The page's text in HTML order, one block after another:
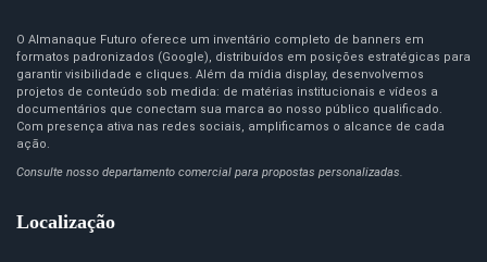
O Almanaque Futuro oferece um inventário completo de banners em
formatos padronizados (Google), distribuídos em posições estratégicas para
garantir visibilidade e cliques. Além da mídia display, desenvolvemos
projetos de conteúdo sob medida: de matérias institucionais e vídeos a
documentários que conectam sua marca ao nosso público qualificado.
Com presença ativa nas redes sociais, amplificamos o alcance de cada
ação.
Consulte nosso departamento comercial para propostas personalizadas.
Localização